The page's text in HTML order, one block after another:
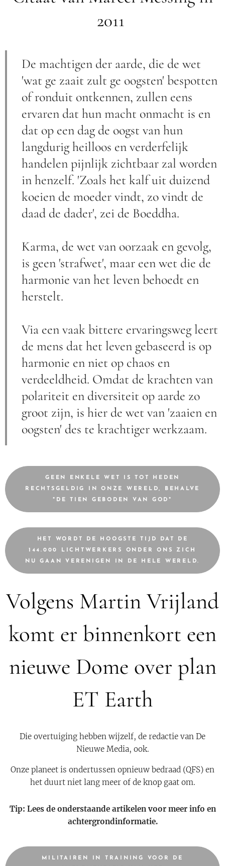
2011
De machtigen der aarde, die de wet
'wat ge zaait zult ge oogsten' bespotten
of ronduit ontkennen, zullen eens
ervaren dat hun macht onmacht is en
dat op een dag de oogst van hun
langdurig heilloos en verderfelijk
handelen pijnlijk zichtbaar zal worden
in henzelf. 'Zoals het kalf uit duizend
koeien de moeder vindt, zo vindt de
daad de dader', zei de Boeddha.
Karma, de wet van oorzaak en gevolg,
is geen 'strafwet', maar een wet die de
harmonie van het leven behoedt en
herstelt.
Via een vaak bittere ervaringsweg leert
de mens dat het leven gebaseerd is op
harmonie en niet op chaos en
verdeeldheid. Omdat de krachten van
polariteit en diversiteit op aarde zo
groot zijn, is hier de wet van 'zaaien en
oogsten' des te krachtiger werkzaam.
GEEN ENKELE WET IS TOT HEDEN
RECHTSGELDIG IN ONZE WERELD, BEHALVE
"DE TIEN GEBODEN VAN GOD"
HET WORDT DE HOOGSTE TIJD DAT DE
144.000 LICHTWERKERS ONDER ONS ZICH
NU GAAN VERENIGEN IN DE HELE WERELD.
Volgens Martin Vrijland
komt er binnenkort een
nieuwe Dome over plan
ET Earth
Die overtuiging hebben wijzelf, de redactie van De
Nieuwe Media, ook.
Onze planeet is ondertussen opnieuw bedraad (QFS) en
het duurt niet lang meer of de knop gaat om.
Tip: Lees de onderstaande artikelen voor meer info en
achtergrondinformatie.
MILITAIREN IN TRAINING VOOR DE